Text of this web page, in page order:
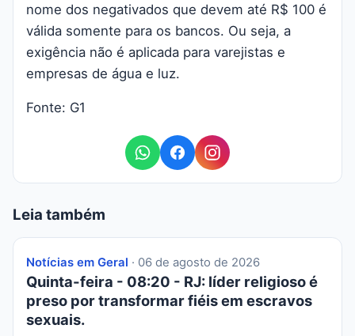
nome dos negativados que devem até R$ 100 é
válida somente para os bancos. Ou seja, a
exigência não é aplicada para varejistas e
empresas de água e luz.
Fonte: G1
Leia também
Notícias em Geral · 06 de agosto de 2026
Quinta-feira - 08:20 - RJ: líder religioso é
preso por transformar fiéis em escravos
sexuais.